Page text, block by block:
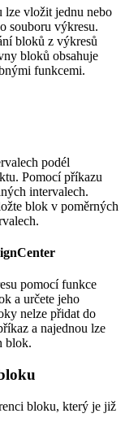
lze vložit jednu nebo
souboru výkresu.
bloků z výkresů
bloků obsahuje
funkcemi.
podél
Pomocí příkazu
intervalech.
blok v poměrných
pomocí funkce
a určete jeho
nelze přidat do
a najednou lze
blok.
bloku, který je již